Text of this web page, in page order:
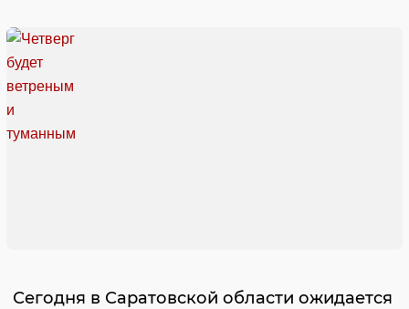
Сегодня в Саратовской области ожидается